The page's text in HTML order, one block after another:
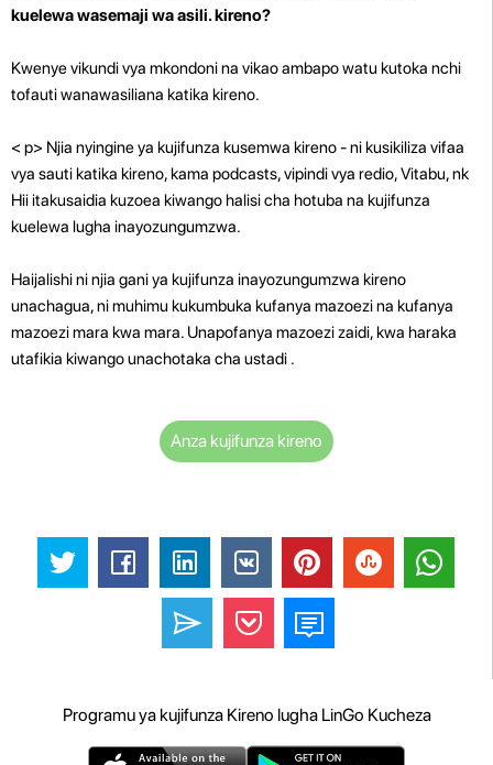
kuelewa wasemaji wa asili. kireno?
Kwenye vikundi vya mkondoni na vikao ambapo watu kutoka nchi
tofauti wanawasiliana katika kireno.
< p> Njia nyingine ya kujifunza kusemwa kireno - ni kusikiliza vifaa
vya sauti katika kireno, kama podcasts, vipindi vya redio, Vitabu, nk
Hii itakusaidia kuzoea kiwango halisi cha hotuba na kujifunza
kuelewa lugha inayozungumzwa.
Haijalishi ni njia gani ya kujifunza inayozungumzwa kireno
unachagua, ni muhimu kukumbuka kufanya mazoezi na kufanya
mazoezi mara kwa mara. Unapofanya mazoezi zaidi, kwa haraka
utafikia kiwango unachotaka cha ustadi .
Anza kujifunza kireno
Programu ya kujifunza Kireno lugha LinGo Kucheza